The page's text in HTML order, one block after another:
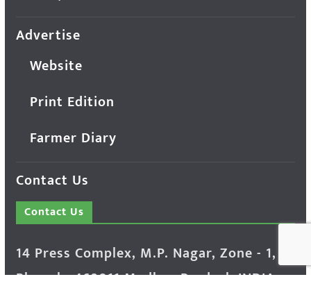
Advertise
Website
Print Edition
Farmer Diary
Contact Us
Contact Us
14 Press Complex, M.P. Nagar, Zone - 1,
Bhopal - 462011 Madhya Pradesh INDIA ---